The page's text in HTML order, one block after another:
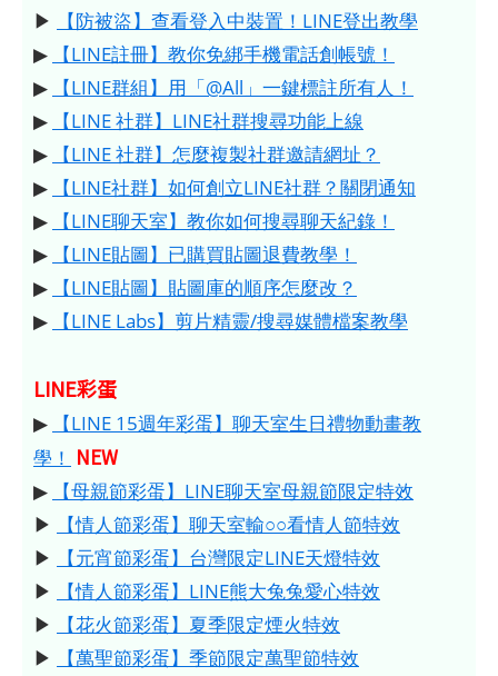
▶
【防被盜】查看登入中裝置！LINE登出教學
▶
【LINE註冊】教你免綁手機電話創帳號！
▶
【LINE群組】用「@All」一鍵標註所有人！
▶
【LINE 社群】LINE社群搜尋功能上線
▶
【LINE 社群】怎麼複製社群邀請網址？
▶
【LINE社群】如何創立LINE社群？關閉通知
▶
【LINE聊天室】教你如何搜尋聊天紀錄！
▶
【LINE貼圖】已購買貼圖退費教學！
▶
【LINE貼圖】貼圖庫的順序怎麼改？
▶
【LINE Labs】剪片精靈/搜尋媒體檔案教學
LINE彩蛋
▶
【LINE 15週年彩蛋】聊天室生日禮物動畫教
學！ NEW
▶
【母親節彩蛋】LINE聊天室母親節限定特效
▶
【情人節彩蛋】聊天室輸○○看情人節特效
▶
【元宵節彩蛋】台灣限定LINE天燈特效
▶
【情人節彩蛋】LINE熊大兔兔愛心特效
▶
【花火節彩蛋】夏季限定煙火特效
▶
【萬聖節彩蛋】季節限定萬聖節特效